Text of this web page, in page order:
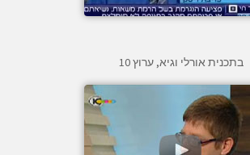
בתכנית אורלי וגיא, ערוץ 10